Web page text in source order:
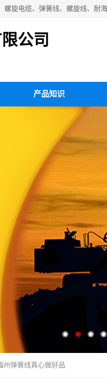
公司
产品知识
州弹簧线真心做好品